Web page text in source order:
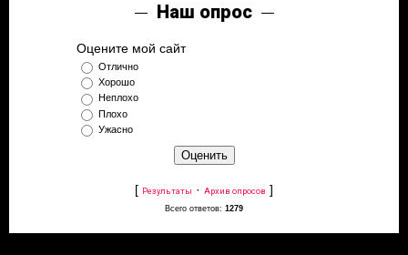
Наш опрос
Оцените мой сайт
Отлично
Хорошо
Неплохо
Плохо
Ужасно
[ Результаты · Архив опросов ]
Всего ответов: 1279